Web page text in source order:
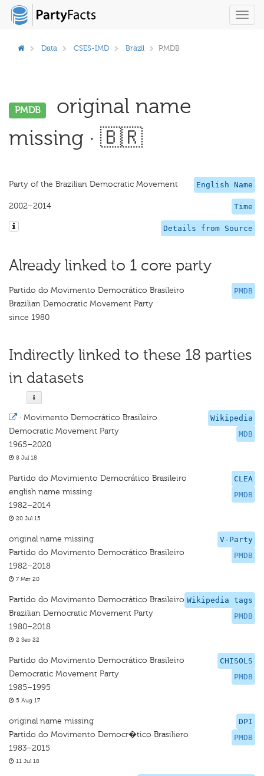
Data CSES-IMD Brazil PMDB
PMDB
original name
missing · 🇧🇷
English Name
Party of the Brazilian Democratic Movement
Time
2002–2014
Details from Source
Already linked to 1 core party
PMDB
Partido do Movimento Democrático Brasileiro
Brazilian Democratic Movement Party
since 1980
Indirectly linked to these 18 parties
in datasets
Wikipedia
MDB
· Movimento Democrático Brasileiro
Democratic Movement Party
1965–2020
8 Jul 18
CLEA
PMDB
Partido do Movimiento Democrático Brasileiro
english name missing
1982–2014
20 Jul 15
V-Party
PMDB
original name missing
Partido do Movimento Democrático Brasileiro
1982–2018
7 Mar 20
Wikipedia tags
PMDB
Partido do Movimento Democrático Brasileiro
Brazilian Democratic Movement Party
1980–2018
2 Sep 22
CHISOLS
PMDB
Partido do Movimento Democrático Brasileiro
Democratic Movement Party
1985–1995
5 Aug 17
DPI
PMDB
original name missing
Partido do Movimento Democr�tico Brasiliero
1983–2015
11 Jul 18